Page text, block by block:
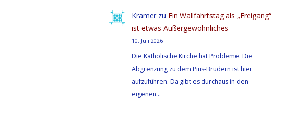
Kramerzu Ein Wallfahrtstag als „Freigang“
ist etwas Außergewöhnliches
10. Juli 2026
Die Katholische Kirche hat Probleme. Die
Abgrenzung zu dem Pius-Brüdern ist hier
aufzuführen. Da gibt es durchaus in den
eigenen…